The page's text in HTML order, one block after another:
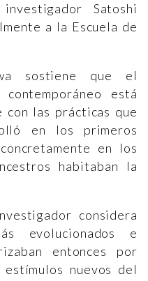
Satoshi
a la Escuela de
sostiene que el
contemporáneo está
con las prácticas que
en los primeros
en los
habitaban la
considera
evolucionados e
entonces por
nuevos del